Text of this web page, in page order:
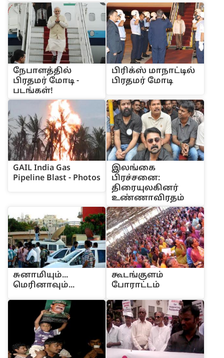
நேபாள‌த்‌தி‌ல்
‌பிரதம‌ர் மோடி -
பட‌ங்க‌ள்!
‌பி‌ரி‌க்‌ஸ் மாநா‌ட்டி‌ல்
‌பிரதம‌ர் மோடி
GAIL India Gas
Pipeline Blast - Photos
இல‌ங்கை
‌பிர‌ச்சனை:
திரையுலகினர்
உண்ணாவிரதம்
சுனாமியும்...
மெரினாவும்...
கூட‌ங்குள‌ம்
போரா‌ட்ட‌ம்